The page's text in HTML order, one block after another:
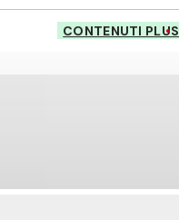
CONTENUTI PLUS